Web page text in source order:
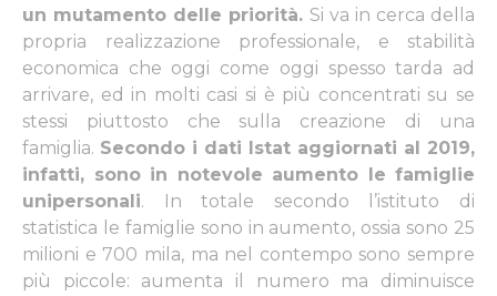
un mutamento delle priorità. Si va in cerca della
propria realizzazione professionale, e stabilità
economica che oggi come oggi spesso tarda ad
arrivare, ed in molti casi si è più concentrati su se
stessi piuttosto che sulla creazione di una
famiglia. Secondo i dati Istat aggiornati al 2019,
infatti, sono in notevole aumento le famiglie
unipersonali. In totale secondo l’istituto di
statistica le famiglie sono in aumento, ossia sono 25
milioni e 700 mila, ma nel contempo sono sempre
più piccole: aumenta il numero ma diminuisce